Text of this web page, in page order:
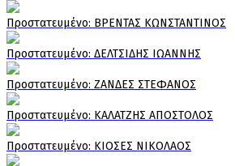
Πρoστατευμένο: ΒΡΕΝΤΑΣ ΚΩΝΣΤΑΝΤΙΝΟΣ
Πρoστατευμένο: ΔΕΛΤΣΙΔΗΣ ΙΩΑΝΝΗΣ
Πρoστατευμένο: ΖΑΝΔΕΣ ΣΤΕΦΑΝΟΣ
Πρoστατευμένο: ΚΑΛΑΤΖΗΣ ΑΠΟΣΤΟΛΟΣ
Πρoστατευμένο: ΚΙΟΣΕΣ ΝΙΚΟΛΑΟΣ